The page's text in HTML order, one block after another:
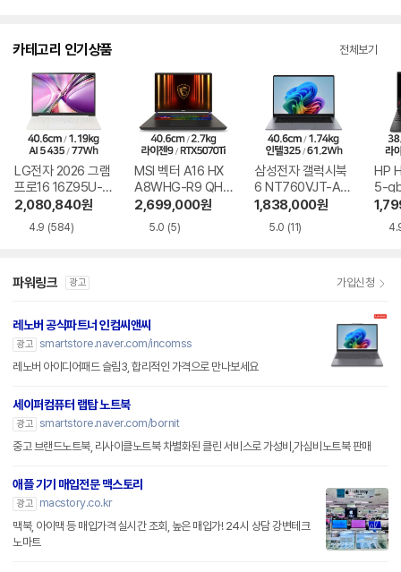
카테고리 인기상품 전체보기
LG전자 2026 그램
프로16 16Z95U-G
S5WK
2,080,840원
4.9 (584)
MSI 벡터 A16 HX
A8WHG-R9 QHD
+
2,699,000원
5.0 (5)
삼성전자 갤럭시북
6 NT760VJT-A51
A
1,838,000원
5.0 (11)
HP
5-
파워링크 광고 가입신청
레노버 공식파트너 인컴씨앤씨
광고 smartstore.naver.com/incomss
레노버 아이디어패드 슬림3, 합리적인 가격으로 만나보세요
세이퍼컴퓨터 랩탑 노트북
광고 smartstore.naver.com/bornit
중고 브랜드노트북, 리사이클노트북 차별화된 클린 서비스로 가성비,가심비노트북 판매
애플 기기 매입전문 맥스토리
광고
macstory.co.kr
맥북, 아이맥 등 매입가격 실시간 조회, 높은 매입가! 24시 상담 강변테크
노마트